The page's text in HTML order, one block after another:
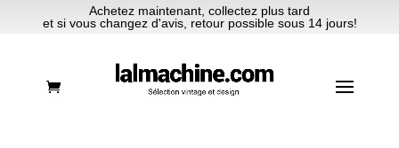
Achetez maintenant, collectez plus tard
et si vous changez d'avis, retour possible sous 14 jours!